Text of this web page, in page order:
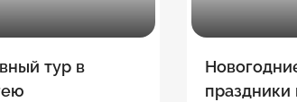
тур в
праздники